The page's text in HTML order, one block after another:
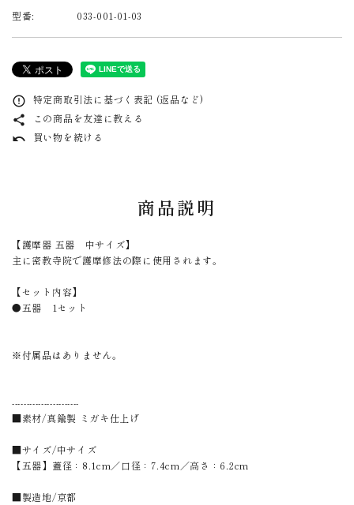
型番: 033-001-01-03
error_outline 特定商取引法に基づく表記 (返品など)
share この商品を友達に教える
undo 買い物を続ける
商品説明
【護摩器 五器 中サイズ】
主に密教寺院で護摩修法の際に使用されます。
【セット内容】
●五器 1セット
※付属品はありません。
-----------------------
■素材/真鍮製 ミガキ仕上げ
■サイズ/中サイズ
【五器】蓋径：8.1cm／口径：7.4cm／高さ：6.2cm
■製造地/京都